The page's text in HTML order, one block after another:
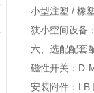
小型注塑 / 橡
狭小空间设备
六、选配配套
磁性开关：D-
安装附件：LB